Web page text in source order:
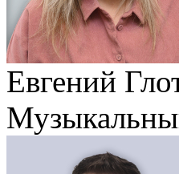
Евгений